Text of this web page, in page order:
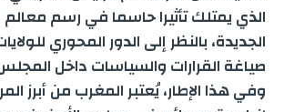
الذي يمتلك تأثيرا حاسما في رسم معالم
الجديدة، بالنظر إلى الدور المحوري
صياغة القرارات والسياسات داخل
وفي هذا الإطار، يُعتبر المغرب من أبرز